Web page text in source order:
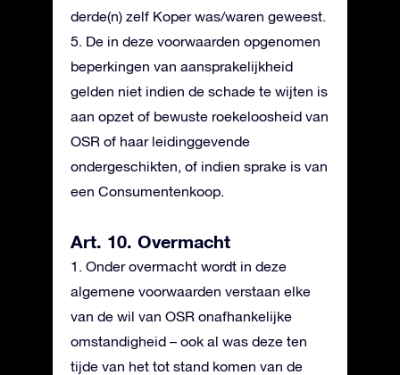
derde(n) zelf Koper was/waren geweest.
5. De in deze voorwaarden opgenomen
beperkingen van aansprakelijkheid
gelden niet indien de schade te wijten is
aan opzet of bewuste roekeloosheid van
OSR of haar leidinggevende
ondergeschikten, of indien sprake is van
een Consumentenkoop.
Art. 10. Overmacht
1. Onder overmacht wordt in deze
algemene voorwaarden verstaan elke
van de wil van OSR onafhankelijke
omstandigheid – ook al was deze ten
tijde van het tot stand komen van de